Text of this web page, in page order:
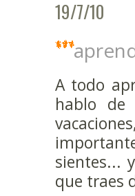
19/7/10
A todo
hablo de
sientes...
que traes